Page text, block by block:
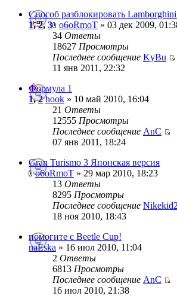
Способ разблокировать
1,2,3 o6oRmoT » 03 дек 2009,
34 Ответы
18627 Просмотры
Последнее сообщение KyBu
11 янв 2011, 22:32
Формула 1
1,2 hook » 10 май 2010, 16:04
21 Ответы
12555 Просмотры
Последнее сообщение AnC
07 янв 2011, 18:24
Gran Turismo 3 Японская версия
o6oRmoT » 29 мар 2010, 18:23
13 Ответы
8295 Просмотры
Последнее сообщение
18 ноя 2010, 18:43
помогите с Beetle Cup!
naEska » 16 июл 2010, 11:04
2 Ответы
6813 Просмотры
Последнее сообщение AnC
16 июл 2010, 21:38